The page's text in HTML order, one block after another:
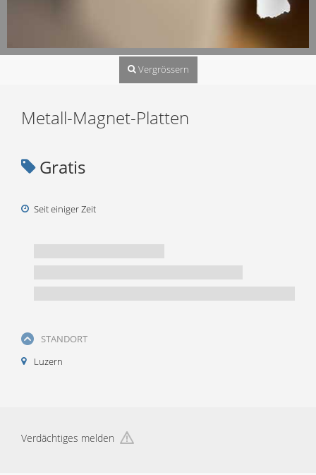
Vergrössern
Metall-Magnet-Platten
Gratis
Seit einiger Zeit
STANDORT
Luzern
Verdächtiges melden